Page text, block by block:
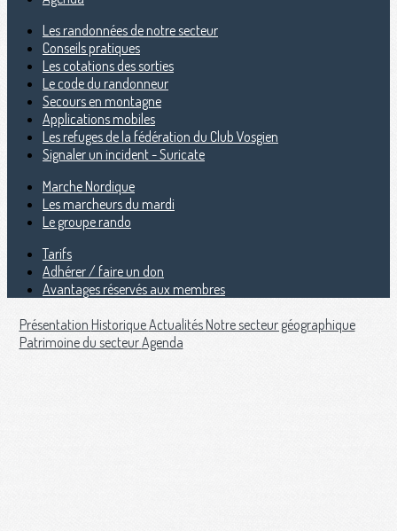
Les randonnées de notre secteur
Conseils pratiques
Les cotations des sorties
Le code du randonneur
Secours en montagne
Applications mobiles
Les refuges de la fédération du Club Vosgien
Signaler un incident - Suricate
Marche Nordique
Les marcheurs du mardi
Le groupe rando
Tarifs
Adhérer / faire un don
Avantages réservés aux membres
Présentation HistoriqueActualités Notre secteur géographique
Patrimoine du secteurAgenda